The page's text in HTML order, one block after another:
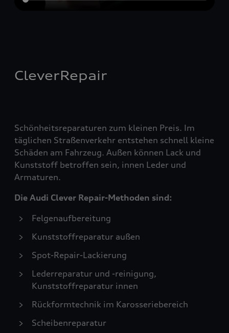
CleverRepair
Schönheitsreparaturen zum kleinen Preis. Im
täglichen Straßenverkehr entstehen schnell kleine
Schäden am Fahrzeug. Außen können Lack und
Kunststoff betroffen sein, innen Leder und
Armaturen.
Die Audi Clever Repair-Methoden sind:
Felgenaufbereitung
Kunststoffreparatur außen
Spot-Repair-Lackierung
Lederreparatur und -reinigung,
Kunststoffreparatur innen
Rückformtechnik im Karosseriebereich
Scheibenreparatur